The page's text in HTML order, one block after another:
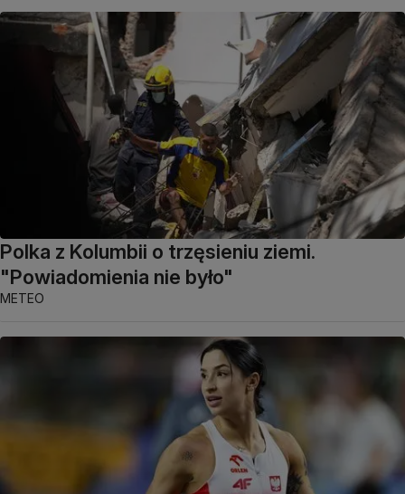
Polka z Kolumbii o trzęsieniu ziemi.
"Powiadomienia nie było"
METEO